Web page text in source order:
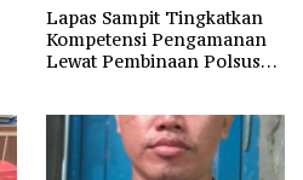
Lapas Sampit Tingkatkan
Kompetensi Pengamanan
Lewat Pembinaan Polsus